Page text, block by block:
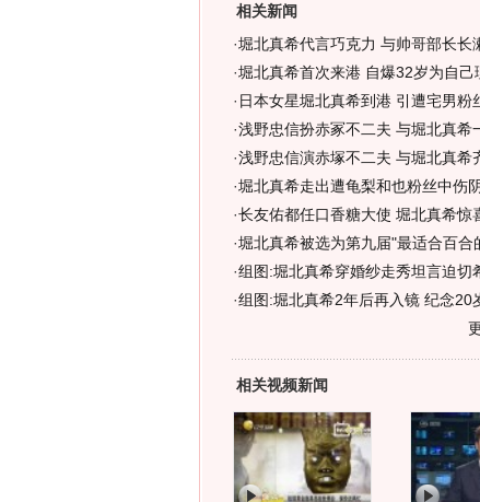
相关新闻
·堀北真希代言巧克力 与帅哥部长长
·堀北真希首次来港 自爆32岁为自己
· 日本女星堀北真希到港 引遭宅男粉
·浅野忠信扮赤冢不二夫 与堀北真希
·浅野忠信演赤塚不二夫 与堀北真希
·堀北真希走出遭龟梨和也粉丝中伤
·长友佑都任口香糖大使 堀北真希惊
·堀北真希被选为第九届"最适合百合
·组图:堀北真希穿婚纱走秀坦言迫切
·组图:堀北真希2年后再入镜 纪念20
相关视频新闻